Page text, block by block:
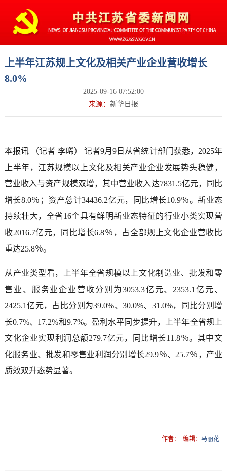
上半年江苏规上文化及相关产业企业营收增长
8.0%
2025-09-16 07:52:00
来源： 新华日报
本报讯 （记者 李晞） 记者9月9日从省统计部门获悉，2025年
上半年，江苏规模以上文化及相关产业企业发展势头稳健，
营业收入与资产规模双增，其中营业收入达7831.5亿元，同比
增长8.0％；资产总计34436.2亿元，同比增长10.9％。新业态
持续壮大，全省16个具有鲜明新业态特征的行业小类实现营
收2016.7亿元，同比增长6.8％，占全部规上文化企业营收比
重达25.8％。
从产业类型看，上半年全省规模以上文化制造业、批发和零
售业、服务业企业营收分别为3053.3亿元、2353.1亿元、
2425.1亿元，占比分别为39.0%、30.0%、31.0%，同比分别增
长0.7%、17.2%和9.7%。盈利水平同步提升，上半年全省规上
文化企业实现利润总额279.7亿元，同比增长11.8％。其中文
化服务业、批发和零售业利润分别增长29.9％、25.7％，产业
质效双升态势显著。
作者： 编辑：马丽花